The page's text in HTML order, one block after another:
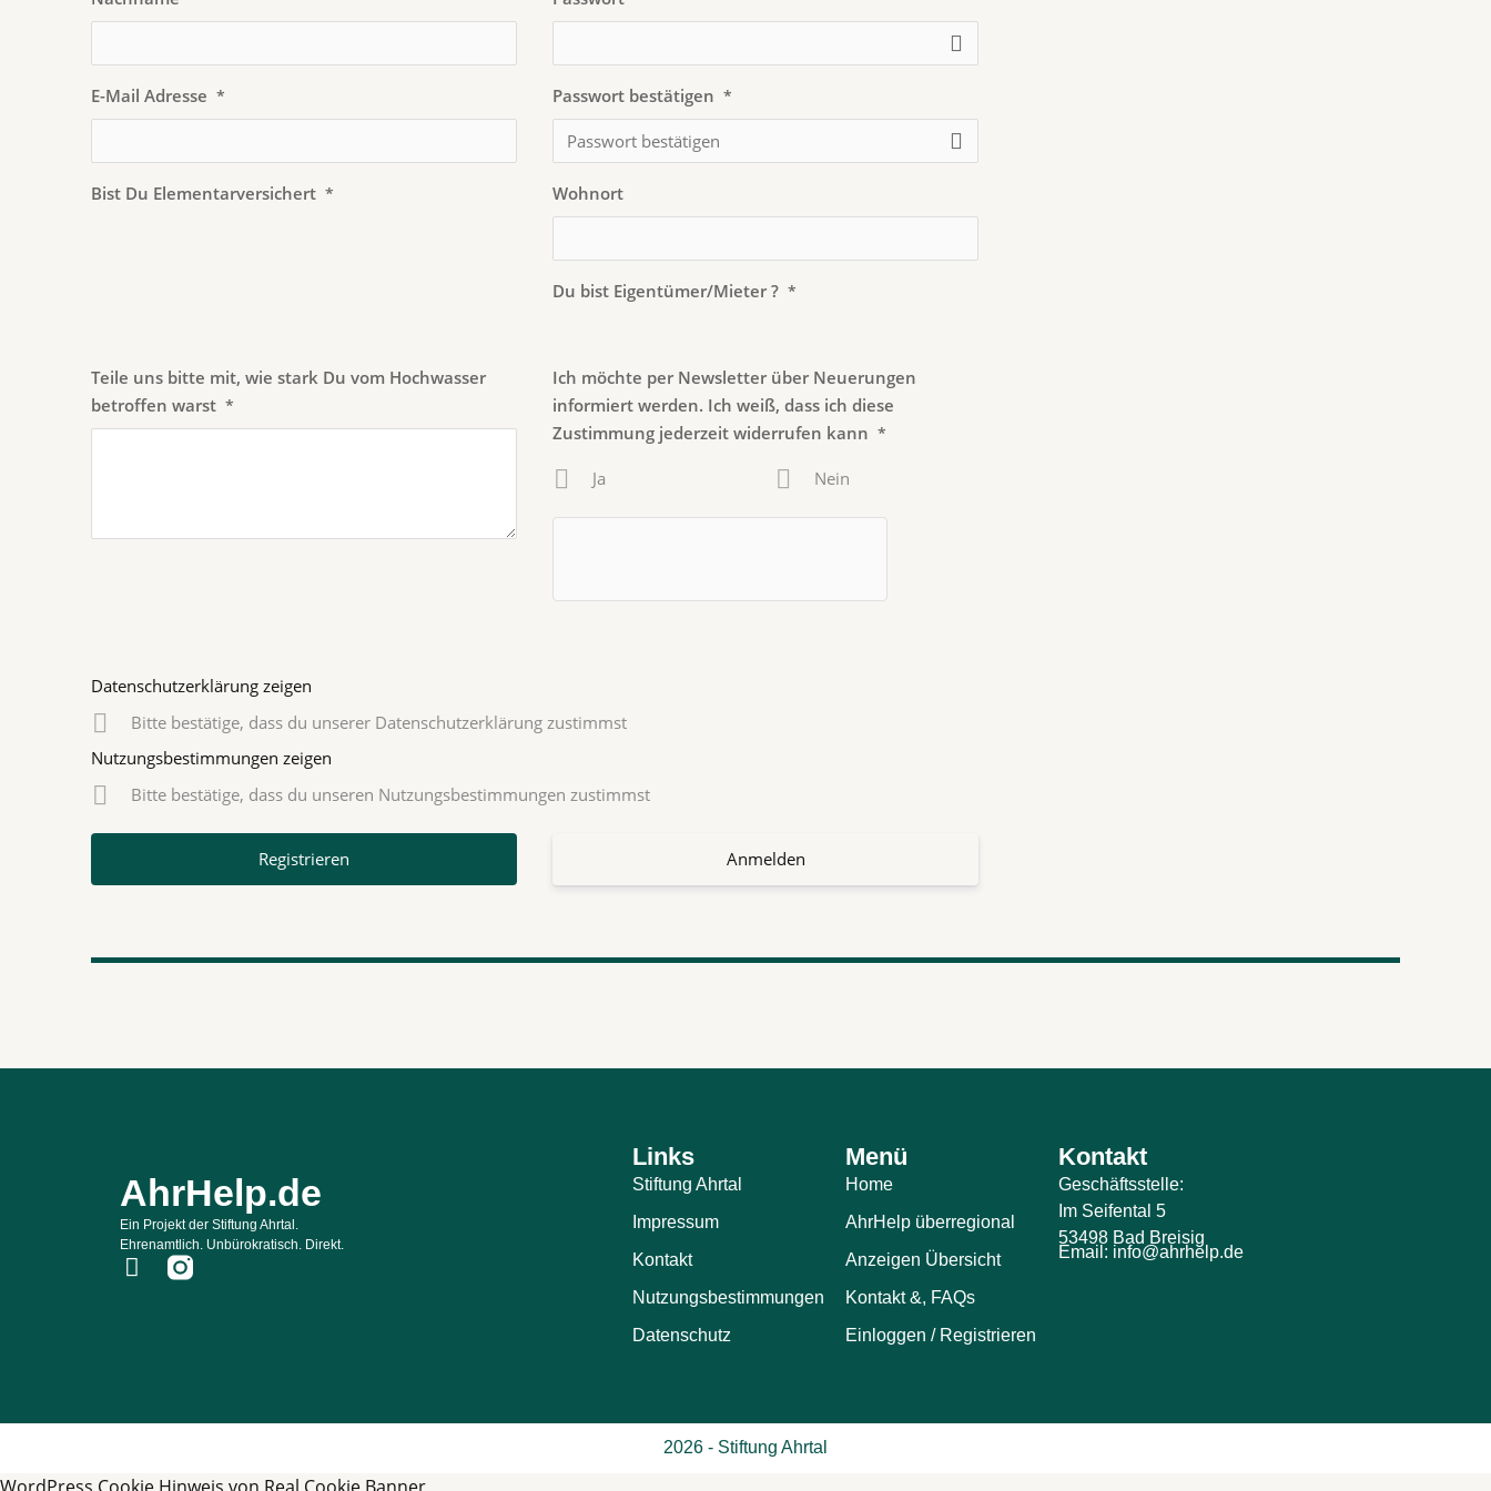
E-Mail Adresse *
Bist Du Elementarversichert *
Passwort bestätigen *
Wohnort
Du bist Eigentümer/Mieter ? *
Teile uns bitte mit, wie stark Du vom Hochwasser
betroffen warst *
Ich möchte per Newsletter über Neuerungen
informiert werden. Ich weiß, dass ich diese
Zustimmung jederzeit widerrufen kann *
Ja Nein
Datenschutzerklärung zeigen
Bitte bestätige, dass du unserer Datenschutzerklärung zustimmst
Nutzungsbestimmungen zeigen
Bitte bestätige, dass du unseren Nutzungsbestimmungen zustimmst
Anmelden
AhrHelp.de
Ein Projekt der Stiftung Ahrtal.
Ehrenamtlich. Unbürokratisch. Direkt.
F
o
-
Links
Stiftung Ahrtal
Impressum
Kontakt
Nutzungsbestimmungen
Datenschutz
Menü
Home
AhrHelp überregional
Anzeigen Übersicht
Kontakt &, FAQs
Einloggen / Registrieren
Kontakt
Geschäftsstelle:
Im Seifental 5
53498 Bad Breisig
Email: info@ahrhelp.de
2026 - Stiftung Ahrtal